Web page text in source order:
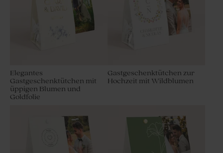
Elegantes
Gastgeschenktütchen mit
üppigen Blumen und
Goldfolie
Gastgeschenktütchen zur
Hochzeit mit Wildblumen